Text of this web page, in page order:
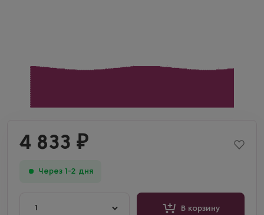
4 833 ₽
Через 1-2 дня
1 В корзину